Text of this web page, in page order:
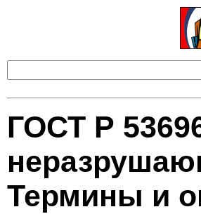
ГОСТ Р
Термины и